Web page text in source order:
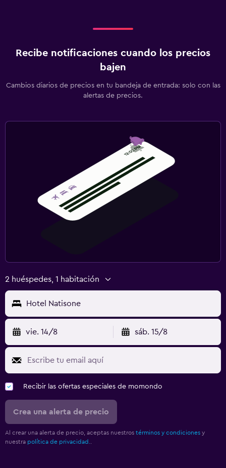
Recibe notificaciones cuando los precios
bajen
Cambios diarios de precios en tu bandeja de entrada: solo con las
alertas de precios.
2 huéspedes, 1 habitación
Hotel Natisone
vie. 14/8 sáb. 15/8
Recibir las ofertas especiales de momondo
Crea una alerta de precio
Al crear una alerta de precio, aceptas nuestros términos y condiciones y
nuestra política de privacidad.